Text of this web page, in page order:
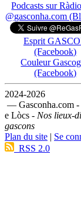
Podcasts sur
@gasconha.com
Esprit
(Facebook)
Couleur
(Facebook)
2024-2026
— Gasconha.com -
e Lòcs - Nos lieux-
gascons
Plan du site | Se
RSS 2.0